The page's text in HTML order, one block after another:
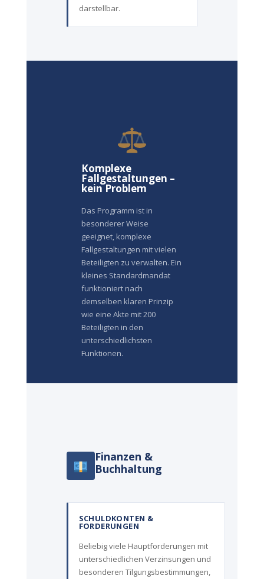
darstellbar.
Komplexe
Fallgestaltungen –
kein Problem
Das Programm ist in
besonderer Weise
geeignet, komplexe
Fallgestaltungen mit vielen
Beteiligten zu verwalten. Ein
kleines Standardmandat
funktioniert nach
demselben klaren Prinzip
wie eine Akte mit 200
Beteiligten in den
unterschiedlichsten
Funktionen.
Finanzen &
Buchhaltung
SCHULDKONTEN &
FORDERUNGEN
Beliebig viele Hauptforderungen mit
unterschiedlichen Verzinsungen und
besonderen Tilgungsbestimmungen,